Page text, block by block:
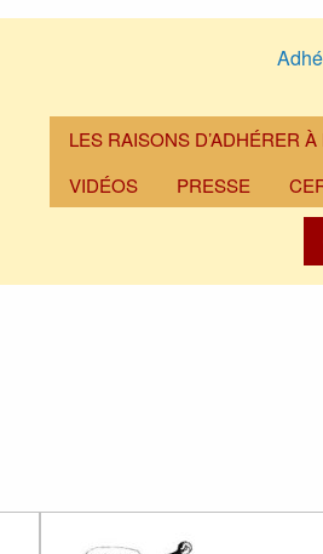
LES RAISONS D’ADHÉRER À
VIDÉOS
PRESSE